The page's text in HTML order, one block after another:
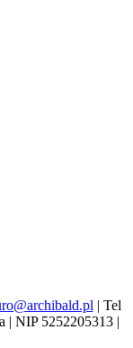
| Tel
| NIP 5252205313 |